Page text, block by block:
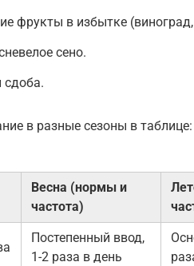
фрукты в избытке
сено.
сдоба.
в разные сезоны в таблице:
Весна (нормы и
частота)
Постепенный ввод,
1-2 раза в день